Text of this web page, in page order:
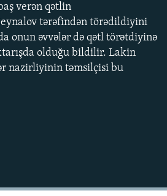
STANDARTLARIMIZ
verən qətlin
tərəfindən törədildiyini
onun əvvələr də qətl törətdiyinə
olduğu bildilir. Lakin
nazirliyinin təmsilçisi bu